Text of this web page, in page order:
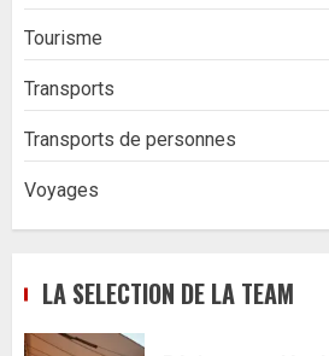
Tourisme
Transports
Transports de personnes
Voyages
LA SELECTION DE LA TEAM